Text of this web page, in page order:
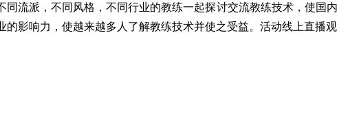
同流派，不同风格，不同行业的教练一起探讨交流教练技术，使国
的影响力，使越来越多人了解教练技术并使之受益。活动线上直播观